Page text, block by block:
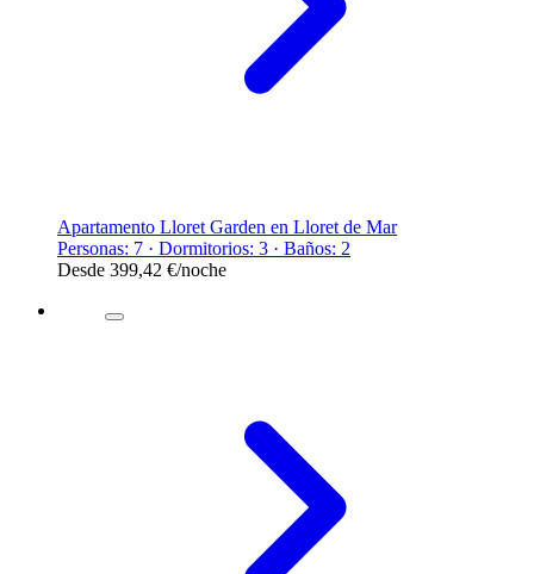
Apartamento Lloret Garden en Lloret de Mar
Personas: 7 · Dormitorios: 3 · Baños: 2
Desde 399,42 €/noche